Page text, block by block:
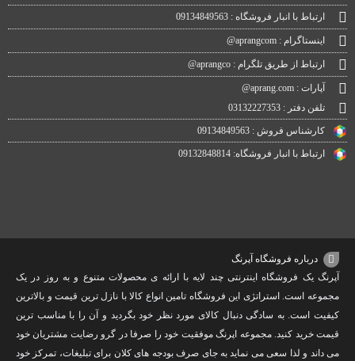
ارتباط با انبار فروشگاه : 09134849563
اینستاگرام : aprangcom@
ارتباط از طریق تلگرام : aprangco@
آپارات : aprang.com@
تلفن دفتر : 03132227353
کارشناس فروش : 09134849563
ارتباط با انبار فروشگاه: 09132848814
درباره فروشگاه آپرنگ
آپرنگ یک فروشگاه اینترنتی چند لایه با ارائه ی محصولات متنوع و به روز در یک
مجموعه است. استراتژی این فروشگاه تامین انواع کالا با نازل ترین قیمت و بالاترین
کیفیت است. به سادگی دنبال کالای مورد نظر خود بگردید و آن را با مناسب ترین
قیمت خرید کنید. مجموعه اپرنگ موفقیت خود را صرفا در گرو رضایت مشتریان خود
می داند و لذا سعی می نماید به جای صرف بودجه های کلان برای تبلیغات، تمرکز خود